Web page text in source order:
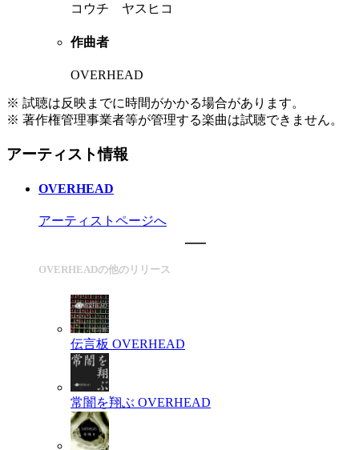
コウチ ヤスヒコ
作曲者
OVERHEAD
※ 試聴は反映までに時間がかかる場合があります。
※ 著作権管理事業者等が管理する楽曲は試聴できません。
アーティスト情報
OVERHEAD
アーティストページへ
OVERHEADの他のリリース
伝言板 OVERHEAD
常闇を翔ぶ OVERHEAD